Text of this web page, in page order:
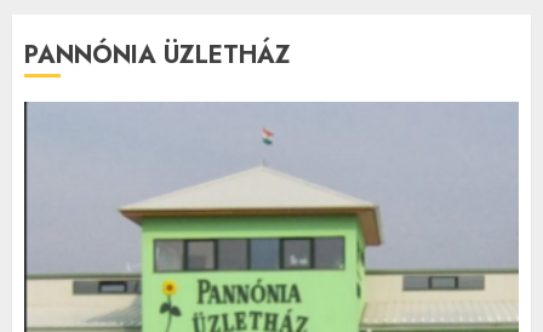
PANNÓNIA ÜZLETHÁZ